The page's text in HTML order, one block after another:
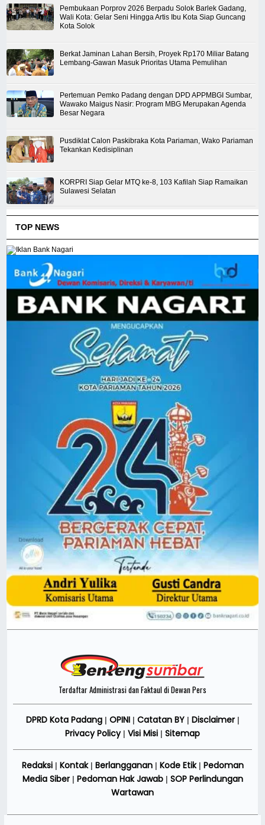
Pembukaan Porprov 2026 Berpadu Solok Barlek Gadang,
Wali Kota: Gelar Seni Hingga Artis Ibu Kota Siap Guncang
Kota Solok
Berkat Jaminan Lahan Bersih, Proyek Rp170 Miliar Batang
Lembang-Gawan Masuk Prioritas Utama Pemulihan
Pertemuan Pemko Padang dengan DPD APPMBGI Sumbar,
Wawako Maigus Nasir: Program MBG Merupakan Agenda
Besar Negara
Pusdiklat Calon Paskibraka Kota Pariaman, Wako Pariaman
Tekankan Kedisiplinan
KORPRI Siap Gelar MTQ ke-8, 103 Kafilah Siap Ramaikan
Sulawesi Selatan
TOP NEWS
Terdaftar Administrasi dan Faktaul di Dewan Pers
DPRD Kota Padang| OPINI Catatan BY| Disclaimer|
Privacy Policy| Visi Misi Sitemap
Redaksi| Kontak| Berlangganan| Kode Etik| Pedoman
Media Siber| Pedoman Hak Jawab| SOP Perlindungan
Wartawan